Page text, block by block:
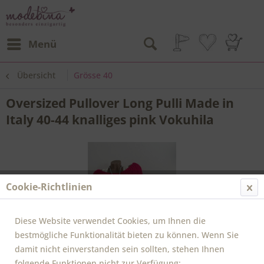
Menü
Übersicht Grösse 40
Oversized Pullover Long Pulli Made in
Italy 40-44 knalliges pink Vokuhila
Cookie-Richtlinien
Diese Website verwendet Cookies, um Ihnen die
bestmögliche Funktionalität bieten zu können. Wenn Sie
damit nicht einverstanden sein sollten, stehen Ihnen